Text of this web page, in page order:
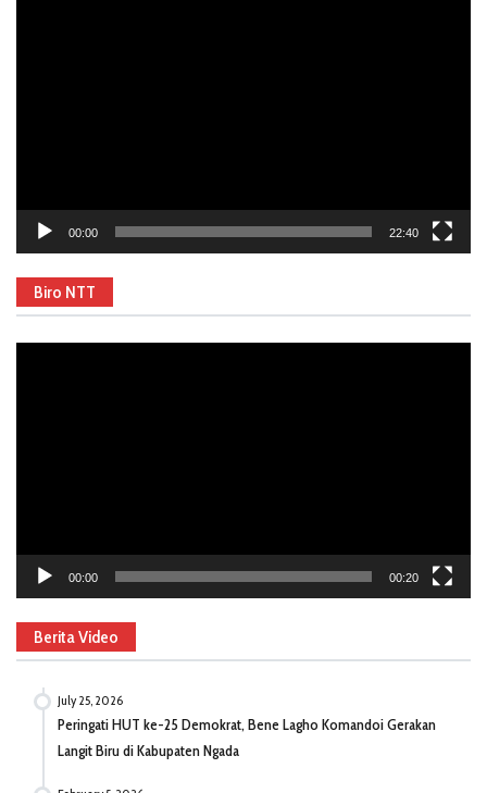
00:00 22:40
Biro NTT
00:00 00:20
Berita Video
July 25, 2026
Peringati HUT ke-25 Demokrat, Bene Lagho Komandoi Gerakan
Langit Biru di Kabupaten Ngada